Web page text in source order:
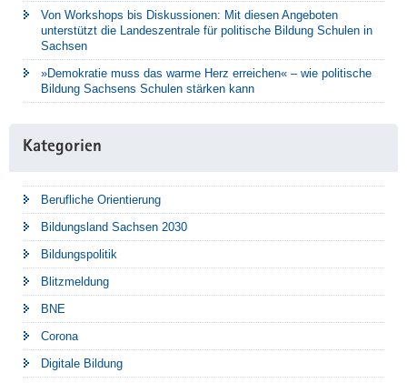
Von Workshops bis Diskussionen: Mit diesen Angeboten
unterstützt die Landeszentrale für politische Bildung Schulen in
Sachsen
»Demokratie muss das warme Herz erreichen« – wie politische
Bildung Sachsens Schulen stärken kann
Kategorien
Berufliche Orientierung
Bildungsland Sachsen 2030
Bildungspolitik
Blitzmeldung
BNE
Corona
Digitale Bildung